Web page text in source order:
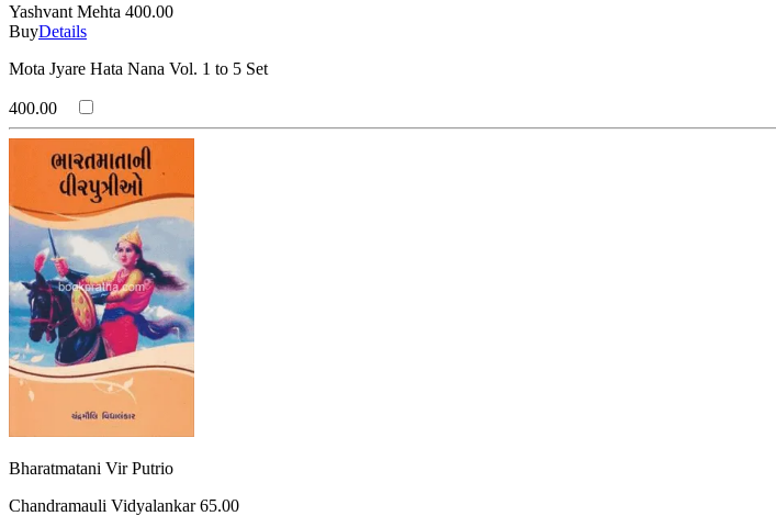
Yashvant Mehta 400.00
BuyDetails
Mota Jyare Hata Nana Vol. 1 to 5 Set
400.00
Bharatmatani Vir Putrio
Chandramauli Vidyalankar 65.00